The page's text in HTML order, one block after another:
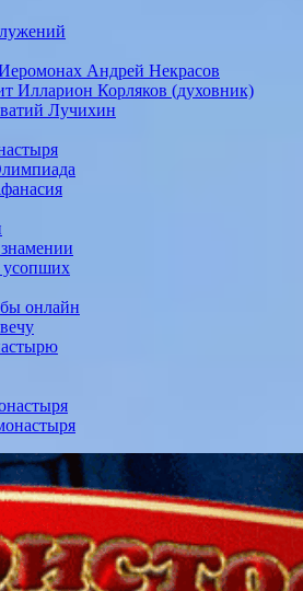
Андрей Некрасов
Илларион Корляков (духовник)
Лучихин
онлайн